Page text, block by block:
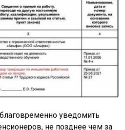
уведомить
не позднее чем за